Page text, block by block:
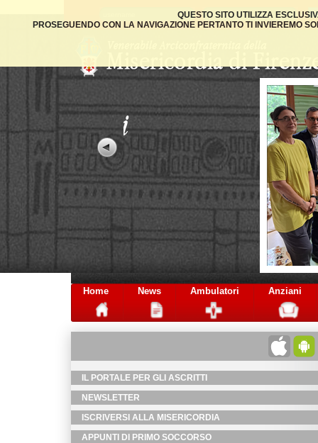
QUESTO SITO UTILIZZA
PROSEGUENDO CON LA NAVIGAZIONE PERTANTO TI INVIEREMO
Home News Ambulatori Anziani
IL PORTALE PER GLI ASCRITTI
NEWSLETTER
ISCRIVERSI ALLA MISERICORDIA
APPUNTI DI PRIMO SOCCORSO